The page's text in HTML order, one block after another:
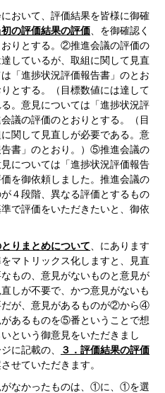
おいて、評価結果を皆様に御確
初の評価結果の評価 、を御確認く
りとする。②推進会議の評価の
しているが、取組に関して見直
「進捗状況評価報告書」のとお
とする。（目標数値には達して
。意見については「進捗状況評
議の評価のとおりとする。（目
関して見直しが必要である。意
書」のとおり。）⑤推進会議の
については「進捗状況評価報告
を御依頼しました。推進会議の
４段階、異なる評価とするもの
で評価をいただきたいと、御依
りまとめについて 、にあります
マトリックス化しますと、見直
もの、意見がないものと意見が
しが不要で、かつ意見がないも
が、意見があるものが②から④
あるものを⑤番ということで想
という御意見をいただきまし
に記載の、
３．評価結果の評価
せていただきます。
なかったものは、①に、①を選